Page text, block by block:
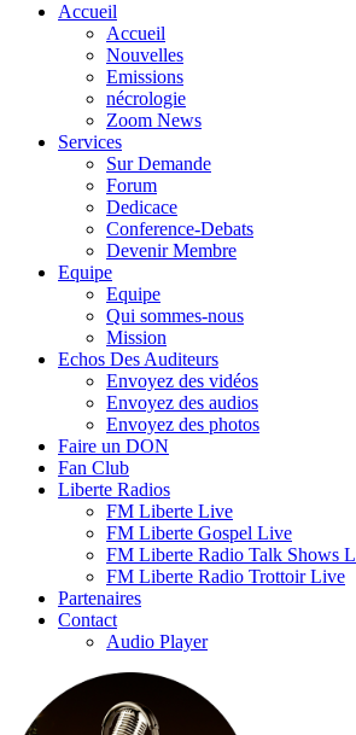
Accueil
Accueil
Nouvelles
Emissions
nécrologie
Zoom News
Services
Sur Demande
Forum
Dedicace
Conference-Debats
Devenir Membre
Equipe
Equipe
Qui sommes-nous
Mission
Echos Des Auditeurs
Envoyez des vidéos
Envoyez des audios
Envoyez des photos
Faire un DON
Fan Club
Liberte Radios
FM Liberte Live
FM Liberte Gospel Live
FM Liberte Radio Talk Shows
FM Liberte Radio Trottoir Live
Partenaires
Contact
Audio Player